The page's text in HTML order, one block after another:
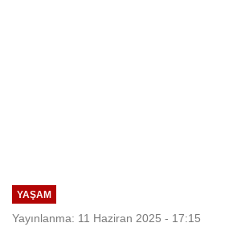
YAŞAM
Yayınlanma: 11 Haziran 2025 - 17:15